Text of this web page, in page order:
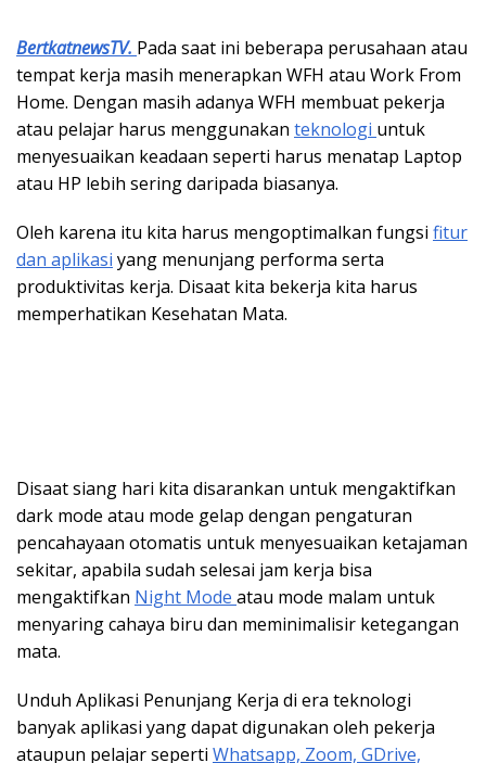
BertkatnewsTV. Pada saat ini beberapa perusahaan atau
tempat kerja masih menerapkan WFH atau Work From
Home. Dengan masih adanya WFH membuat pekerja
atau pelajar harus menggunakan teknologi untuk
menyesuaikan keadaan seperti harus menatap Laptop
atau HP lebih sering daripada biasanya.
Oleh karena itu kita harus mengoptimalkan fungsi fitur
dan aplikasi yang menunjang performa serta
produktivitas kerja. Disaat kita bekerja kita harus
memperhatikan Kesehatan Mata.
Disaat siang hari kita disarankan untuk mengaktifkan
dark mode atau mode gelap dengan pengaturan
pencahayaan otomatis untuk menyesuaikan ketajaman
sekitar, apabila sudah selesai jam kerja bisa
mengaktifkan Night Mode atau mode malam untuk
menyaring cahaya biru dan meminimalisir ketegangan
mata.
Unduh Aplikasi Penunjang Kerja di era teknologi
banyak aplikasi yang dapat digunakan oleh pekerja
ataupun pelajar seperti Whatsapp, Zoom, GDrive,